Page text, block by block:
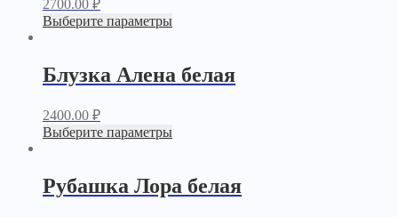
2700.00 ₽
Выберите параметры
Блузка Алена белая
2400.00 ₽
Выберите параметры
Рубашка Лора белая